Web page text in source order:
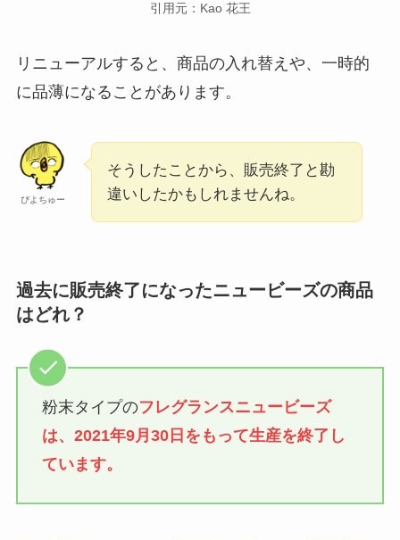
引用元：Kao 花王
リニューアルすると、商品の入れ替えや、一時的
に品薄になることがあります。
ぴよちゅー
そうしたことから、販売終了と勘
違いしたかもしれませんね。
過去に販売終了になったニュービーズの商品
はどれ？
粉末タイプのフレグランスニュービーズ
は、2021年9月30日をもって生産を終了し
ています。